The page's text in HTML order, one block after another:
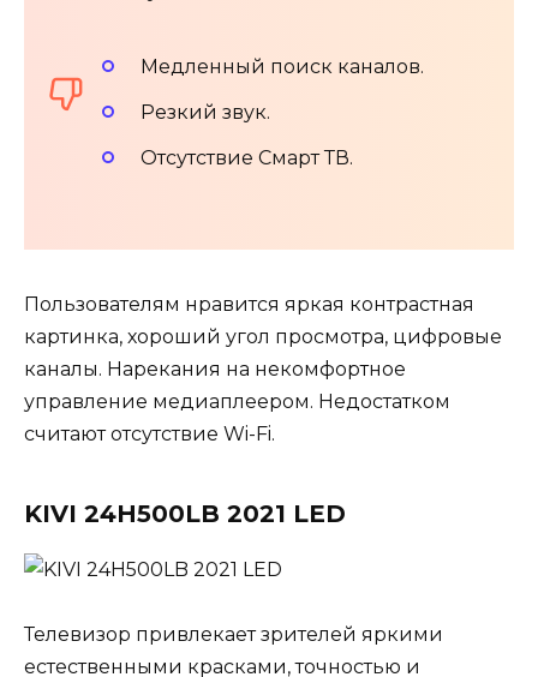
Медленный поиск каналов.
Резкий звук.
Отсутствие Смарт ТВ.
Пользователям нравится яркая контрастная
картинка, хороший угол просмотра, цифровые
каналы. Нарекания на некомфортное
управление медиаплеером. Недостатком
считают отсутствие Wi-Fi.
KIVI 24H500LB 2021 LED
Телевизор привлекает зрителей яркими
естественными красками, точностью и